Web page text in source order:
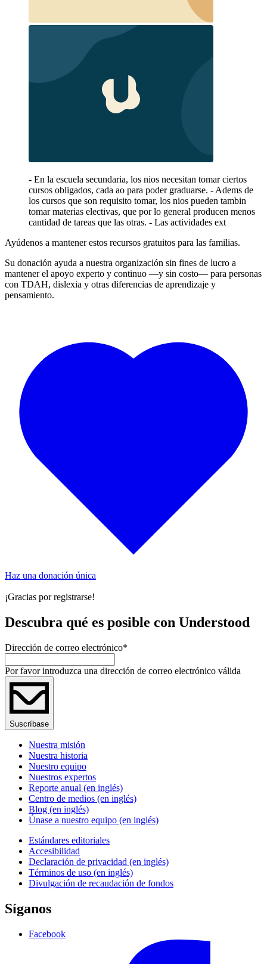
- En la escuela secundaria, los nios necesitan tomar ciertos
cursos obligados, cada ao para poder graduarse. - Adems de
los cursos que son requisito tomar, los nios pueden tambin
tomar materias electivas, que por lo general producen menos
cantidad de tareas que las otras. - Las actividades ext
Ayúdenos a mantener estos recursos gratuitos para las familias.
Su donación ayuda a nuestra organización sin fines de lucro a
mantener el apoyo experto y continuo —y sin costo— para personas
con TDAH, dislexia y otras diferencias de aprendizaje y
pensamiento.
Haz una donación única
¡Gracias por registrarse!
Descubra qué es posible con Understood
Dirección de correo electrónico*
Por favor introduzca una dirección de correo electrónico válida
Suscríbase
Nuestra misión
Nuestra historia
Nuestro equipo
Nuestros expertos
Reporte anual (en inglés)
Centro de medios (en inglés)
Blog (en inglés)
Únase a nuestro equipo (en inglés)
Estándares editoriales
Accesibilidad
Declaración de privacidad (en inglés)
Términos de uso (en inglés)
Divulgación de recaudación de fondos
Síganos
Facebook